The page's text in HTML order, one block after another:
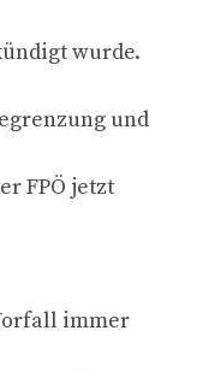
wurde.
und
FPÖ jetzt
immer